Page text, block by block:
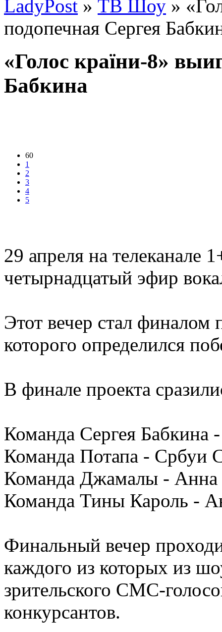
LadyPost » ТВ Шоу »
подопечная Сергея
«Голос країни-8»
Бабкина
60
1
2
3
4
5
29 апреля на телеканале
четырнадцатый эфир
Этот вечер стал финалом
которого определился
В финале проекта
Команда Сергея Бабкина
Команда Потапа - Србуи
Команда Джамалы - Анна
Команда Тины Кароль -
Финальный вечер
каждого из которых из
зрительского СМС-
конкурсантов.